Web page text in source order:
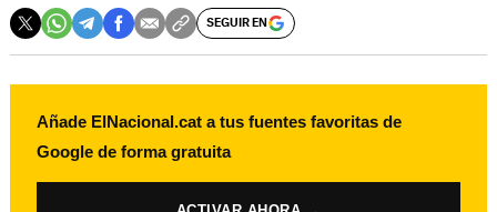
SEGUIR EN
Añade ElNacional.cat a tus fuentes favoritas de
Google de forma gratuita